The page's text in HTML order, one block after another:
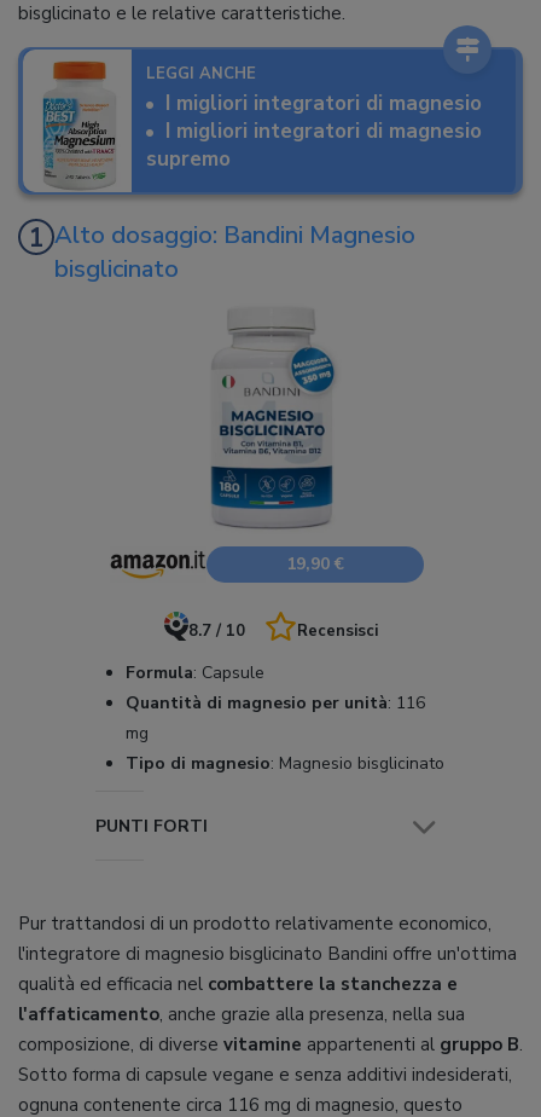
bisglicinato e le relative caratteristiche.
LEGGI ANCHE
I migliori integratori di magnesio
I migliori integratori di magnesio
supremo
Alto dosaggio: Bandini Magnesio
bisglicinato
19,90 €
8.7 / 10 Recensisci
Formula: Capsule
Quantità di magnesio per unità: 116
mg
Tipo di magnesio: Magnesio bisglicinato
PUNTI FORTI
Pur trattandosi di un prodotto relativamente economico,
l'integratore di magnesio bisglicinato Bandini offre un'ottima
qualità ed efficacia nel combattere la stanchezza e
l'affaticamento, anche grazie alla presenza, nella sua
composizione, di diverse vitamine appartenenti al gruppo B.
Sotto forma di capsule vegane e senza additivi indesiderati,
ognuna contenente circa 116 mg di magnesio, questo